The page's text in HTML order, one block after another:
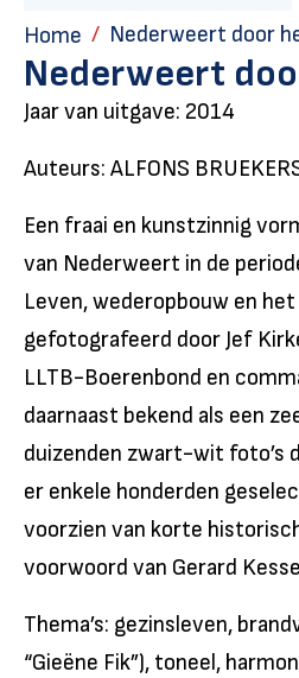
Home
Nederweert door
Nederweert
Jaar van uitgave: 2014
Auteurs: ALFONS
Een fraai en kunstzinnig
van Nederweert in de
Leven, wederopbouw en
gefotografeerd door Jef
LLTB-Boerenbond en
daarnaast bekend als een
duizenden zwart-wit foto’s
er enkele honderden
voorzien van korte
voorwoord van Gerard
Thema’s: gezinsleven,
“Gieëne Fik”), toneel,